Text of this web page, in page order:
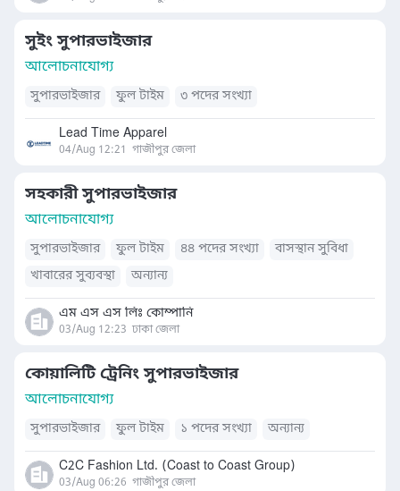
সুইং সুপারভাইজার
আলোচনাযোগ্য
সুপারভাইজার ফুল টাইম ৩ পদের সংখ্যা
Lead Time Apparel
04/Aug 12:21 গাজীপুর জেলা
সহকারী সুপারভাইজার
আলোচনাযোগ্য
সুপারভাইজার ফুল টাইম ৪৪ পদের সংখ্যা
বাসস্থান সুবিধা
খাবারের সুব্যবস্থা
অন্যান্য
এম এস এস লিঃ কোম্পানি
03/Aug 12:23 ঢাকা জেলা
কোয়ালিটি ট্রেনিং সুপারভাইজার
আলোচনাযোগ্য
সুপারভাইজার ফুল টাইম ১ পদের সংখ্যা অন্যান্য
C2C Fashion Ltd. (Coast to Coast Group)
03/Aug 06:26 গাজীপুর জেলা